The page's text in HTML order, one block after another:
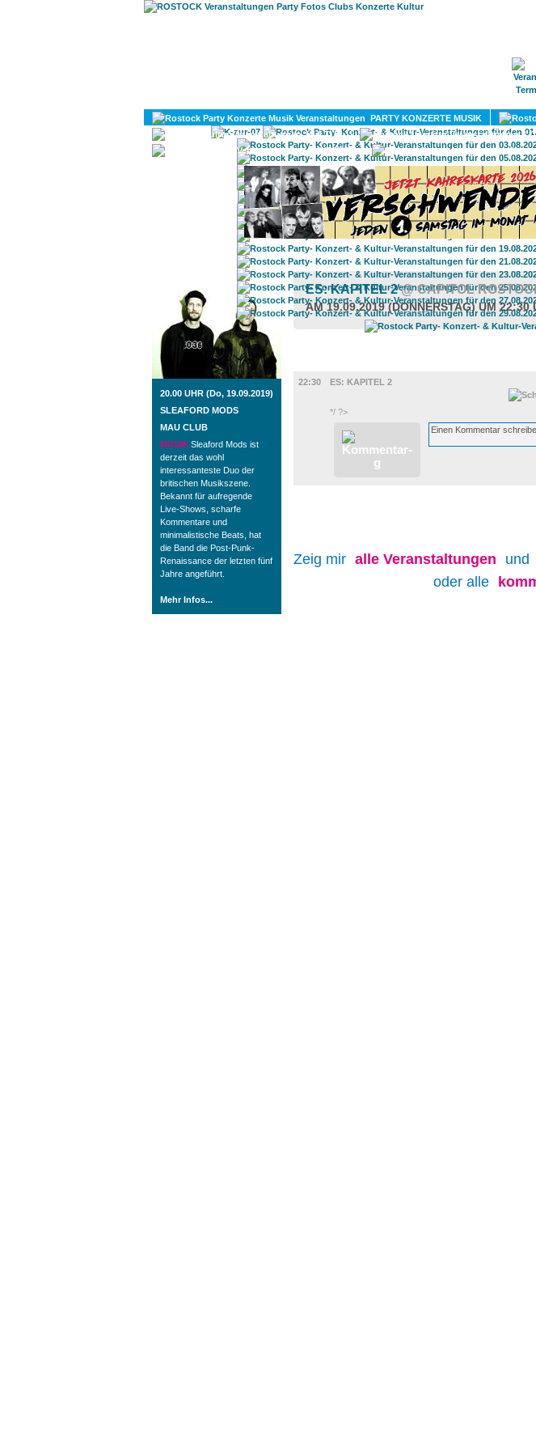
PARTY KONZERTE MUSIK
KULTUR
DIVERSES
ROSTOCK TAGESTIPP
20.00 UHR (Do, 19.09.2019)
SLEAFORD MODS
MAU CLUB
MUSIK Sleaford Mods ist
derzeit das wohl
interessanteste Duo der
britischen Musikszene.
Bekannt für aufregende
Live-Shows, scharfe
Kommentare und
minimalistische Beats, hat
die Band die Post-Punk-
Renaissance der letzten fünf
Jahre angeführt.
Mehr Infos...
ES: KAPITEL 2@ CAPITOL
AM 19.09.2019 (DONNERSTAG) UM 22:30
22:30
ES: KAPITEL 2
*/ ?>
Zeig mir alle Veranstaltungen und
oder alle